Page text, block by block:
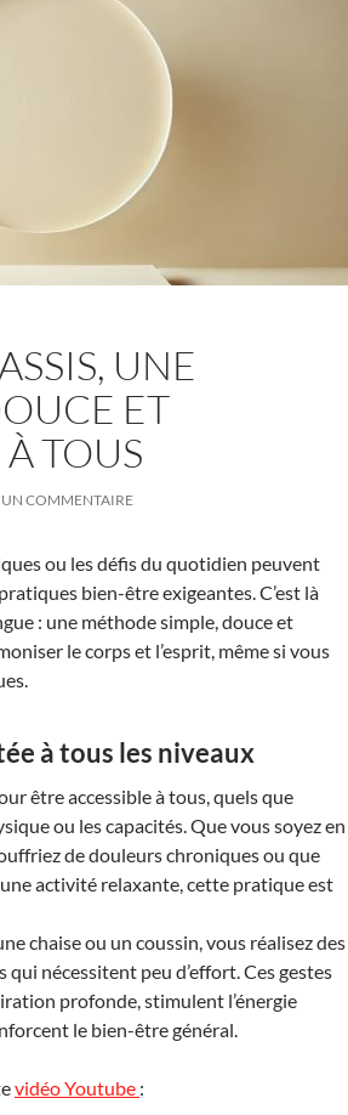
UNE
ET
TOUS
UN COMMENTAIRE
ou les défis du quotidien peuvent
bien-être exigeantes. C’est là
: une méthode simple, douce et
le corps et l’esprit, même si vous
à tous les niveaux
être accessible à tous, quels que
ou les capacités. Que vous soyez en
de douleurs chroniques ou que
activité relaxante, cette pratique est
chaise ou un coussin, vous réalisez des
nécessitent peu d’effort. Ces gestes
profonde, stimulent l’énergie
le bien-être général.
vidéo Youtube :